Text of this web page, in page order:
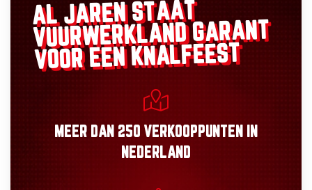
AL JAREN STAAT
VUURWERKLANDGARANT
VOOR EEN KNALFEEST
MEER DAN 250 VERKOOPPUNTEN IN
NEDERLAND